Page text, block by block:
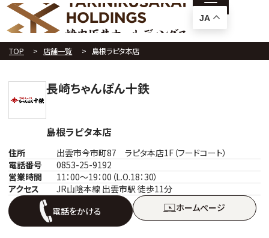
TOP 店舗一覧 島根ラピタ本店
長崎ちゃんぽん十鉄
島根ラピタ本店
住所
出雲市今市町87 ラピタ本店1F（フードコート）
電話番号
0853-25-9192
営業時間
11：00～19：00（L.O.18：30）
アクセス
JR山陰本線 出雲市駅 徒歩11分
電話をかける
ホームぺージ
JA